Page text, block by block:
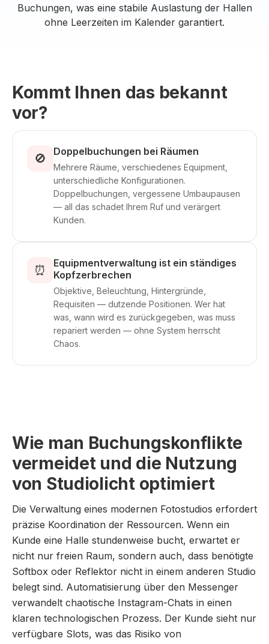
Buchungen, was eine stabile Auslastung der Hallen
ohne Leerzeiten im Kalender garantiert.
Kommt Ihnen das bekannt
vor?
🚫 Doppelbuchungen bei Räumen
Mehrere Räume, verschiedenes Equipment,
unterschiedliche Konfigurationen.
Doppelbuchungen, vergessene Umbaupausen
— all das schadet Ihrem Ruf und verärgert
Kunden.
⏰
Equipmentverwaltung ist ein ständiges
Kopfzerbrechen
Objektive, Beleuchtung, Hintergründe,
Requisiten — dutzende Positionen. Wer hat
was, wann wird es zurückgegeben, was muss
repariert werden — ohne System herrscht
Chaos.
Wie man Buchungskonflikte
vermeidet und die Nutzung
von Studiolicht optimiert
Die Verwaltung eines modernen Fotostudios erfordert
präzise Koordination der Ressourcen. Wenn ein
Kunde eine Halle stundenweise bucht, erwartet er
nicht nur freien Raum, sondern auch, dass benötigte
Softbox oder Reflektor nicht in einem anderen Studio
belegt sind. Automatisierung über den Messenger
verwandelt chaotische Instagram-Chats in einen
klaren technologischen Prozess. Der Kunde sieht nur
verfügbare Slots, was das Risiko von